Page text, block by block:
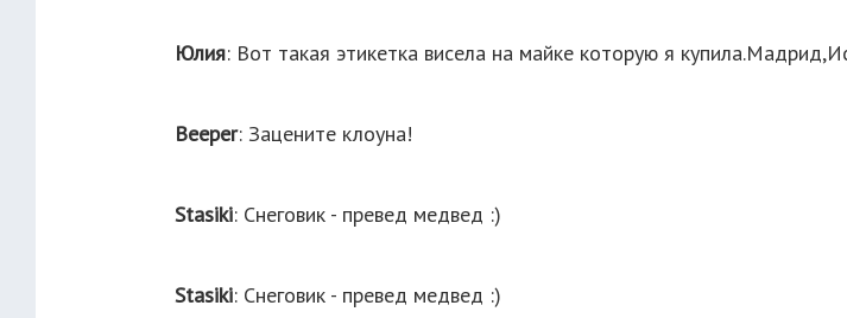
Юлия: Вот такая этикетка висела на майке которую я
Beeper: Зацените клоуна!
Stasiki: Снеговик - превед медвед :)
Stasiki: Снеговик - превед медвед :)